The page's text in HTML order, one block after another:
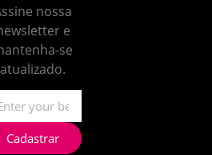
nossa
e
se
atualizado.
Cadastrar